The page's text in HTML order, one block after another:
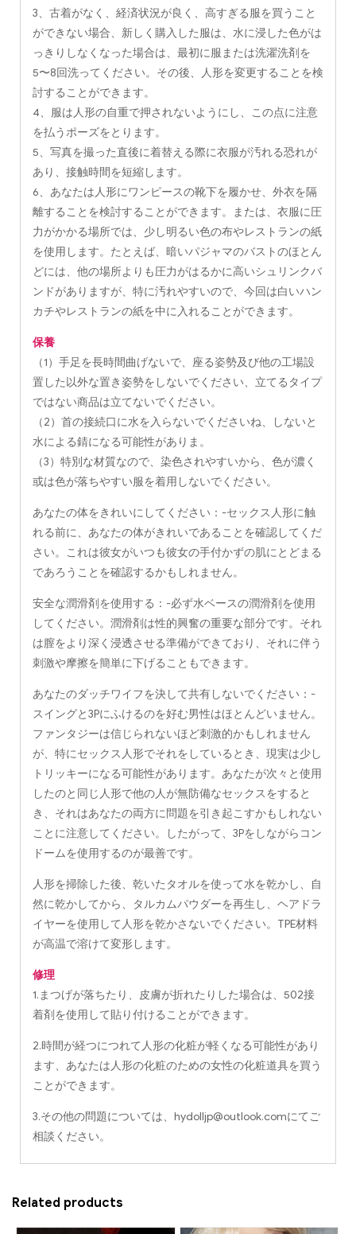
3、古着がなく、経済状況が良く、高すぎる服を買うこと
ができない場合、新しく購入した服は、水に浸した色がは
っきりしなくなった場合は、最初に服または洗濯洗剤を
5〜8回洗ってください。その後、人形を変更することを検
討することができます。
4、服は人形の自重で押されないようにし、この点に注意
を払うポーズをとります。
5、写真を撮った直後に着替える際に衣服が汚れる恐れが
あり、接触時間を短縮します。
6、あなたは人形にワンピースの靴下を履かせ、外衣を隔
離することを検討することができます。または、衣服に圧
力がかかる場所では、少し明るい色の布やレストランの紙
を使用します。たとえば、暗いパジャマのバストのほとん
どには、他の場所よりも圧力がはるかに高いシュリンクバ
ンドがありますが、特に汚れやすいので、今回は白いハン
カチやレストランの紙を中に入れることができます。
保養
（1）手足を長時間曲げないで、座る姿勢及び他の工場設
置した以外な置き姿勢をしないでください、立てるタイプ
ではない商品は立てないでください。
（2）首の接続口に水を入らないでくださいね、しないと
水による錆になる可能性がありま。
（3）特別な材質なので、染色されやすいから、色が濃く
或は色が落ちやすい服を着用しないでください。
あなたの体をきれいにしてください：-セックス人形に触
れる前に、あなたの体がきれいであることを確認してくだ
さい。これは彼女がいつも彼女の手付かずの肌にとどまる
であろうことを確認するかもしれません。
安全な潤滑剤を使用する：-必ず水ベースの潤滑剤を使用
してください。潤滑剤は性的興奮の重要な部分です。それ
は膣をより深く浸透させる準備ができており、それに伴う
刺激や摩擦を簡単に下げることもできます。
あなたのダッチワイフを決して共有しないでください：-
スイングと3Pにふけるのを好む男性はほとんどいません。
ファンタジーは信じられないほど刺激的かもしれません
が、特にセックス人形でそれをしているとき、現実は少し
トリッキーになる可能性があります。あなたが次々と使用
したのと同じ人形で他の人が無防備なセックスをすると
き、それはあなたの両方に問題を引き起こすかもしれない
ことに注意してください。したがって、3Pをしながらコン
ドームを使用するのが最善です。
人形を掃除した後、乾いたタオルを使って水を乾かし、自
然に乾かしてから、タルカムパウダーを再生し、ヘアドラ
イヤーを使用して人形を乾かさないでください。TPE材料
が高温で溶けて変形します。
修理
1.まつげが落ちたり、皮膚が折れたりした場合は、502接
着剤を使用して貼り付けることができます。
2.時間が経つにつれて人形の化粧が軽くなる可能性があり
ます、あなたは人形の化粧のための女性の化粧道具を買う
ことができます。
3.その他の問題については、 hydolljp@outlook.comにてご
相談ください。
Related products